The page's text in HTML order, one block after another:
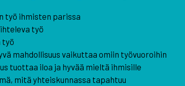
työ ihmisten parissa
työ
työ
mahdollisuus vaikuttaa omiin työvuoroihin
tuottaa iloa ja hyvää mieltä ihmisille
mitä yhteiskunnassa tapahtuu